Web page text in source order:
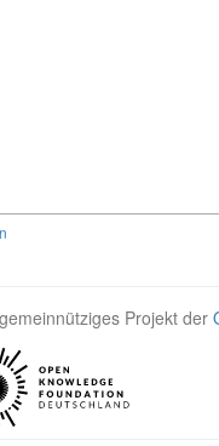
Projekt der